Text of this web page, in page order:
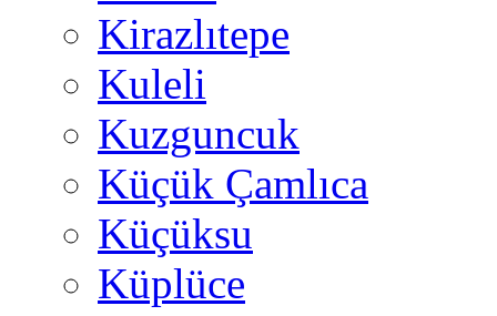
Kirazlıtepe
Kuleli
Kuzguncuk
Küçük Çamlıca
Küçüksu
Küplüce